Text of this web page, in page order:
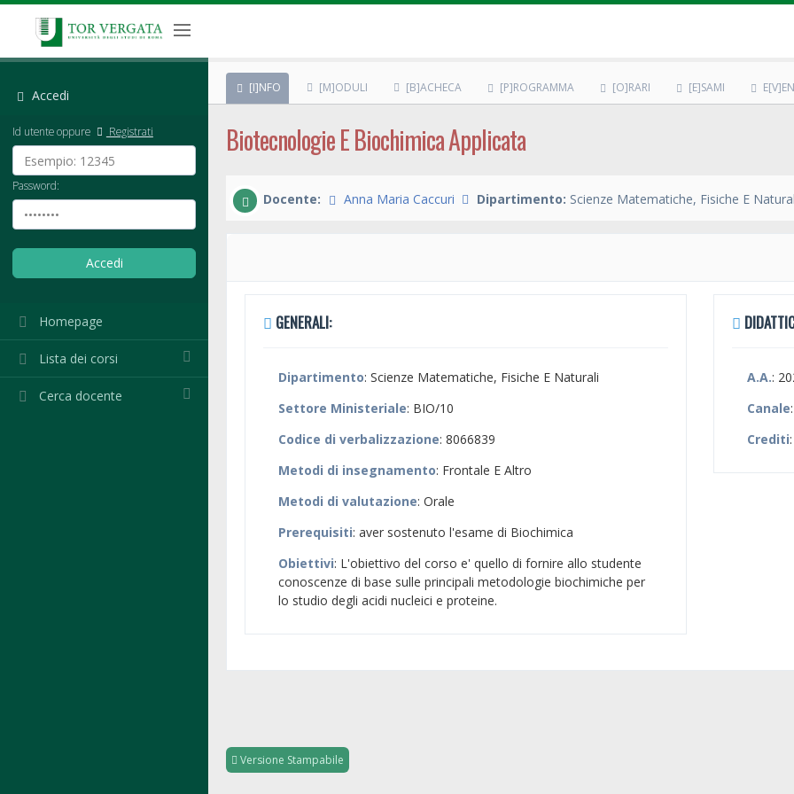
Accedi
Id utente oppure Registrati
Password:
Homepage
Lista dei corsi
Cerca docente
[I]NFO [M]ODULI [B]ACHECA [P]ROGRAMMA [O]RARI [E]SAMI
Biotecnologie E Biochimica Applicata
Docente: Anna Maria Caccuri Dipartimento: Scienze Matematiche, Fisiche E
GENERALI:
Dipartimento: Scienze Matematiche, Fisiche E Naturali
Settore Ministeriale: BIO/10
Codice di verbalizzazione: 8066839
Metodi di insegnamento: Frontale E Altro
Metodi di valutazione: Orale
Prerequisiti: aver sostenuto l'esame di Biochimica
Obiettivi: L'obiettivo del corso e' quello di fornire allo studente
conoscenze di base sulle principali metodologie biochimiche per
lo studio degli acidi nucleici e proteine.
A.A.:
Canale
Crediti
Versione Stampabile